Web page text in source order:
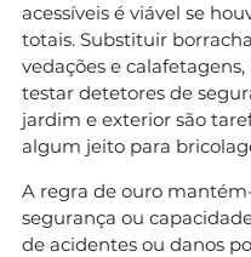
acessíveis é viável se
totais. Substituir
vedações e
testar detetores de
jardim e exterior são
algum jeito para
A regra de ouro
segurança ou
de acidentes ou danos